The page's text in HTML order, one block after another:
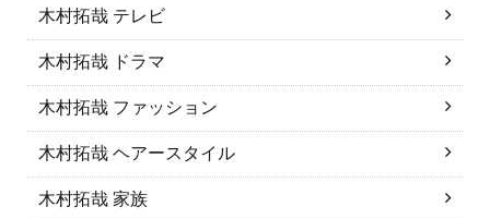
木村拓哉 テレビ
木村拓哉 ドラマ
木村拓哉 ファッション
木村拓哉 ヘアースタイル
木村拓哉 家族